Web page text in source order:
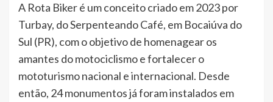
A Rota Biker é um conceito criado em 2023 por
Turbay, do Serpenteando Café, em Bocaiúva do
Sul (PR), com o objetivo de homenagear os
amantes do motociclismo e fortalecer o
mototurismo nacional e internacional. Desde
então, 24 monumentos já foram instalados em